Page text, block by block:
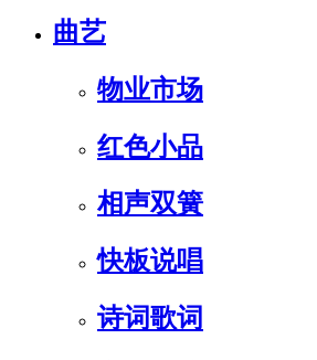
曲艺
物业市场
红色小品
相声双簧
快板说唱
诗词歌词